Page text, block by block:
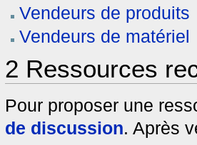
Vendeurs de produits
Vendeurs de matériel
2 Ressources
Pour proposer une
de discussion. Après